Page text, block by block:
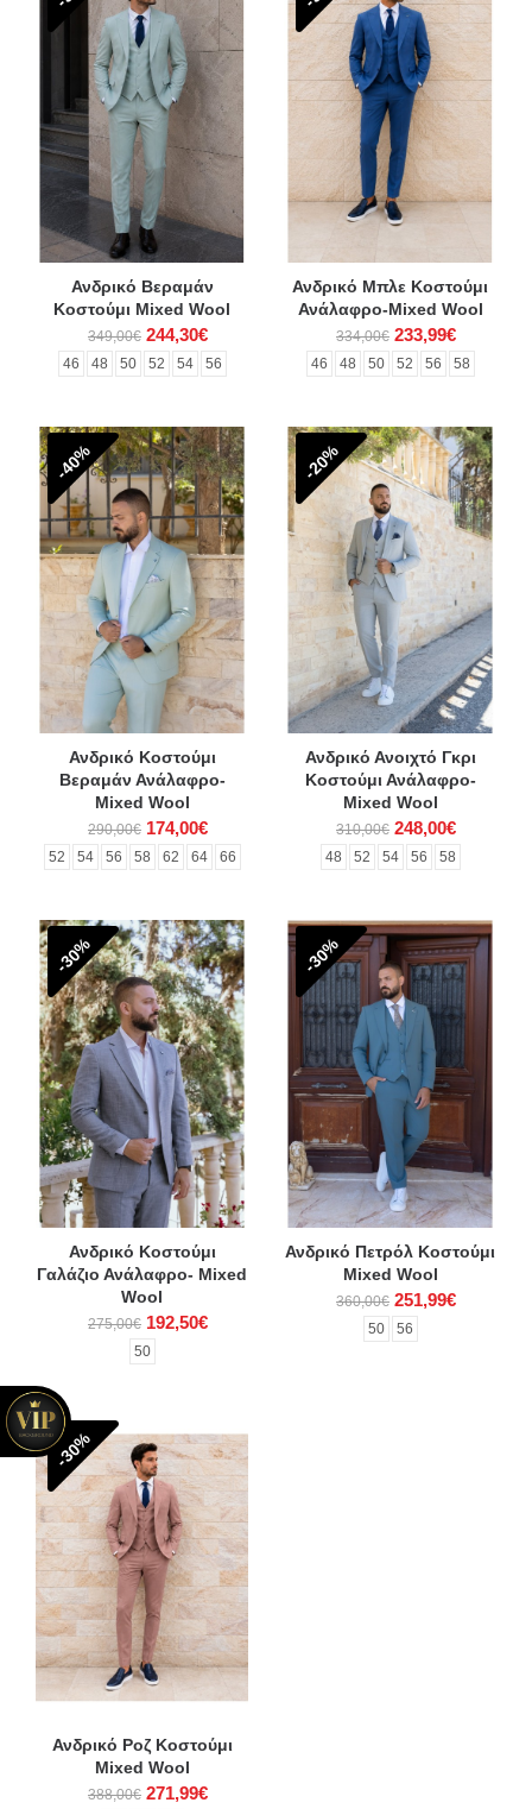
Ανδρικό Βεραμάν
Κοστούμι Mixed Wool
349,00€ 244,30€
46 48 50 52 54 56
Ανδρικό Μπλε Κοστούμι
Ανάλαφρο-Mixed Wool
334,00€ 233,99€
46 48 50 52 56 58
-40%
Ανδρικό Κοστούμι
Βεραμάν Ανάλαφρο-
Mixed Wool
290,00€ 174,00€
52 54 56 58 62 64 66
-20%
Ανδρικό Ανοιχτό Γκρι
Κοστούμι Ανάλαφρο-
Mixed Wool
310,00€ 248,00€
48 52 54 56 58
-30%
Ανδρικό Κοστούμι
Γαλάζιο Ανάλαφρο- Mixed
Wool
275,00€ 192,50€
50
-30%
Ανδρικό Πετρόλ Κοστούμι
Mixed Wool
360,00€ 251,99€
50 56
-30%
Ανδρικό Ροζ Κοστούμι
Mixed Wool
388,00€ 271,99€